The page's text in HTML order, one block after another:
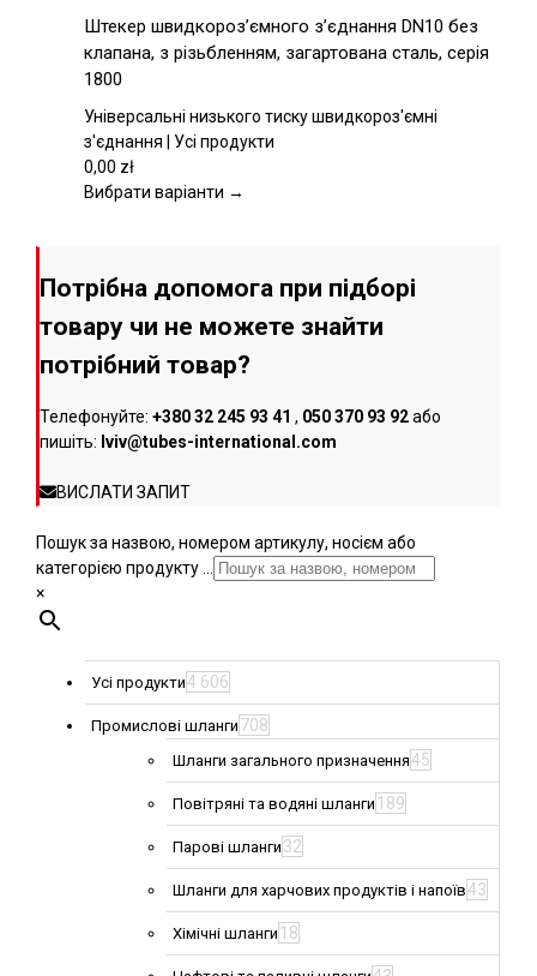
має
кілька
Параметри
можна
на
Штекер швидкороз’ємного з’єднання DN10 без
клапана, з різьбленням, загартована сталь, серія
1800
Універсальні низького тиску швидкороз'ємні
з'єднання | Усі продукти
0,00 zł
Вибрати варіанти →
Потрібна допомога при підборі
товару чи не можете знайти
потрібний товар?
Телефонуйте: +380 32 245 93 41 , 050 370 93 92або
пишіть: lviv@tubes-international.com
ВИСЛАТИ ЗАПИТ
Пошук за назвою, номером артикулу, носієм або
категорією продукту ...
×
Усі продукти4 606
Промислові шланги 708
Шланги загального призначення45
Повітряні та водяні шланги 189
Парові шланги 32
Шланги для харчових продуктів і напоїв43
Хімічні шланги 18